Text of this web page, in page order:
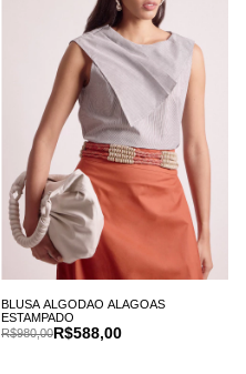
BLUSA ALGODAO ALAGOAS
ESTAMPADO
R$588,00
R$980,00